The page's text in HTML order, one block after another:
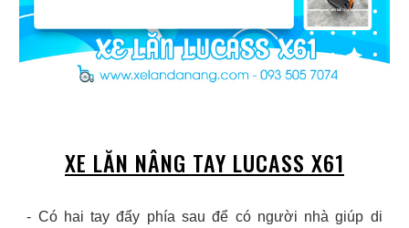
XE LĂN NÂNG TAY LUCASS X61
- Có hai tay đẩy phía sau để có người nhà giúp di